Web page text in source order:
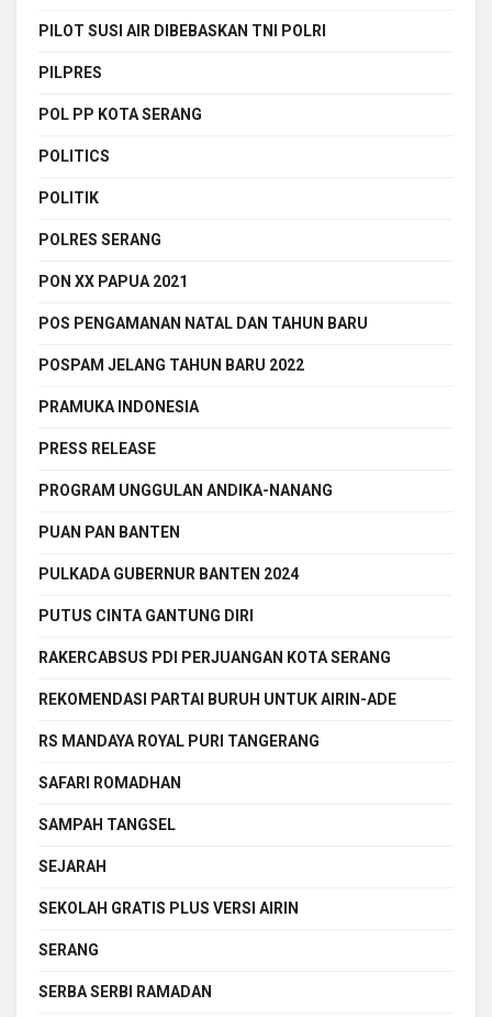
PILOT SUSI AIR DIBEBASKAN TNI POLRI
PILPRES
POL PP KOTA SERANG
POLITICS
POLITIK
POLRES SERANG
PON XX PAPUA 2021
POS PENGAMANAN NATAL DAN TAHUN BARU
POSPAM JELANG TAHUN BARU 2022
PRAMUKA INDONESIA
PRESS RELEASE
PROGRAM UNGGULAN ANDIKA-NANANG
PUAN PAN BANTEN
PULKADA GUBERNUR BANTEN 2024
PUTUS CINTA GANTUNG DIRI
RAKERCABSUS PDI PERJUANGAN KOTA SERANG
REKOMENDASI PARTAI BURUH UNTUK AIRIN-ADE
RS MANDAYA ROYAL PURI TANGERANG
SAFARI ROMADHAN
SAMPAH TANGSEL
SEJARAH
SEKOLAH GRATIS PLUS VERSI AIRIN
SERANG
SERBA SERBI RAMADAN